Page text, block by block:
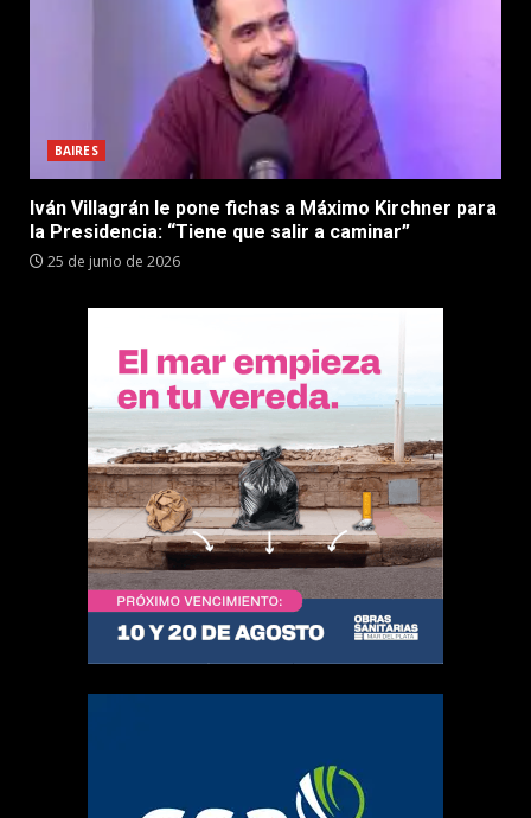
BAIRES
Iván Villagrán le pone fichas a Máximo Kirchner para
la Presidencia: “Tiene que salir a caminar”
25 de junio de 2026